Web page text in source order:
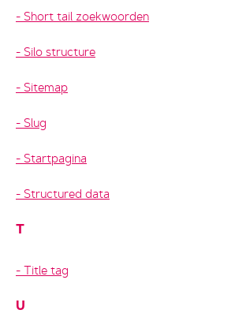
Short tail zoekwoorden
Silo structure
Sitemap
Slug
Startpagina
Structured data
T
Title tag
U